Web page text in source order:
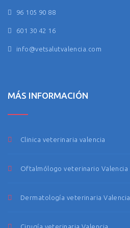
96 105 90 88
601 30 42 16
info@vetsalutvalencia.com
MÁS INFORMACIÓN
Clinica veterinaria valencia
Oftalmólogo veterinario Valencia
Dermatología veterinaria Valencia
Cirugía veterinaria Valencia